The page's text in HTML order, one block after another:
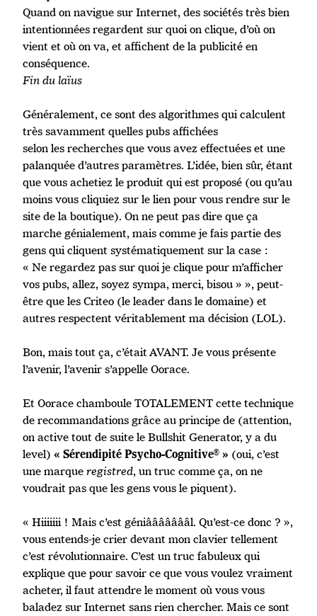
Quand on navigue sur Internet, des sociétés très bien
intentionnées regardent sur quoi on clique, d’où on
vient et où on va, et affichent de la publicité en
conséquence.
Fin du laïus
Généralement, ce sont des algorithmes qui calculent
très savamment quelles pubs affichées
selon les recherches que vous avez effectuées et une
palanquée d’autres paramètres. L’idée, bien sûr, étant
que vous achetiez le produit qui est proposé (ou qu’au
moins vous cliquiez sur le lien pour vous rendre sur le
site de la boutique). On ne peut pas dire que ça
marche génialement, mais comme je fais partie des
gens qui cliquent systématiquement sur la case :
« Ne regardez pas sur quoi je clique pour m’afficher
vos pubs, allez, soyez sympa, merci, bisou » », peut-
être que les Criteo (le leader dans le domaine) et
autres respectent véritablement ma décision (LOL).
Bon, mais tout ça, c’était AVANT. Je vous présente
l’avenir, l’avenir s’appelle Oorace.
Et Oorace chamboule TOTALEMENT cette technique
de recommandations grâce au principe de (attention,
on active tout de suite le Bullshit Generator, y a du
level) « Sérendipité Psycho-Cognitive® » (oui, c’est
une marqueregistred, un truc comme ça, on ne
voudrait pas que les gens vous le piquent).
« Hiiiiiii ! Mais c’est géniâââââââl. Qu’est-ce donc ? »,
vous entends-je crier devant mon clavier tellement
c’est révolutionnaire. C’est un truc fabuleux qui
explique que pour savoir ce que vous voulez vraiment
acheter, il faut attendre le moment où vous vous
baladez sur Internet sans rien chercher. Mais ce sont